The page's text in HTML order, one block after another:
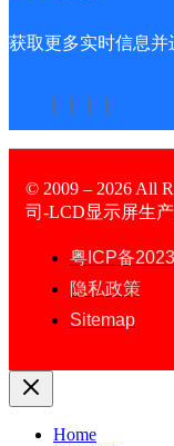
获取更多实时信息并
© 2009 – 2026 All
司-LCD显示屏生
粤ICP备
隐私政策
Sitemap
Home